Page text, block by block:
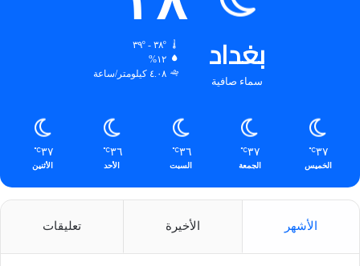
بغداد
سماء صافية
٣٨º - ٣٩º
١٢%
٤.٠٨ كيلومتر/ساعة
٣٧℃
الخميس
٣٧℃
الجمعة
٣٦℃
السبت
٣٦℃
الأحد
٣٧℃
الأثنين
الأشهر الأخيرة تعليقات